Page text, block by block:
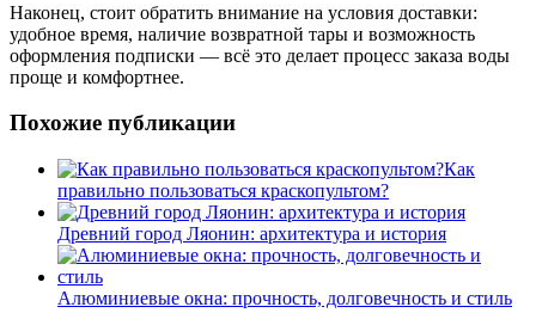
Наконец, стоит обратить внимание на условия доставки:
удобное время, наличие возвратной тары и возможность
оформления подписки — всё это делает процесс заказа воды
проще и комфортнее.
Похожие публикации
Как
правильно пользоваться краскопультом?
Древний город Ляонин: архитектура и история
Алюминиевые окна: прочность, долговечность и стиль